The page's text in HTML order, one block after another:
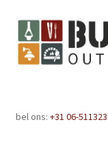
Webshop
bel ons: +31 06-